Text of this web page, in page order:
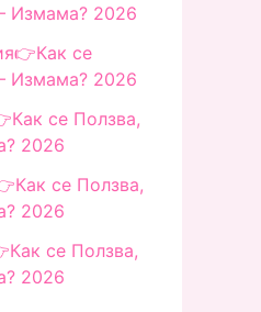
Измама? 2026
се
Измама? 2026
се Ползва,
2026
се Ползва,
2026
се Ползва,
2026